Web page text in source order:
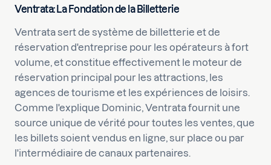
Ventrata: La Fondation de la Billetterie
Ventrata sert de système de billetterie et de
réservation d'entreprise pour les opérateurs à fort
volume, et constitue effectivement le moteur de
réservation principal pour les attractions, les
agences de tourisme et les expériences de loisirs.
Comme l'explique Dominic, Ventrata fournit une
source unique de vérité pour toutes les ventes, que
les billets soient vendus en ligne, sur place ou par
l'intermédiaire de canaux partenaires.